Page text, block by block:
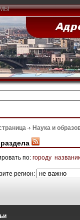
Наука и
по: городу
регион: